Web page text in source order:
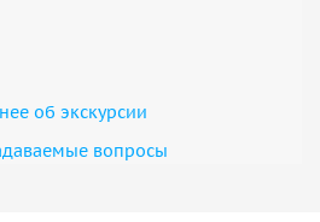
об экскурсии
вопросы